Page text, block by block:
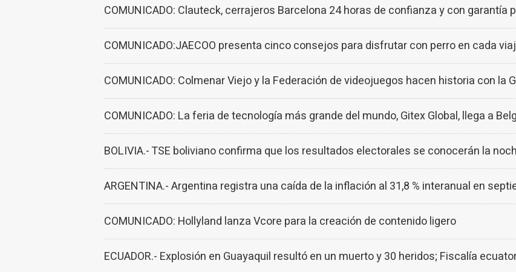
COMUNICADO: Clauteck, cerrajeros Barcelona 24 horas de confianza y con garantía
COMUNICADO:JAECOO presenta cinco consejos para disfrutar con perro en cada
COMUNICADO: Colmenar Viejo y la Federación de videojuegos hacen historia con la
COMUNICADO: La feria de tecnología más grande del mundo, Gitex Global, llega a
BOLIVIA.- TSE boliviano confirma que los resultados electorales se conocerán la
ARGENTINA.- Argentina registra una caída de la inflación al 31,8 % interanual en
COMUNICADO: Hollyland lanza Vcore para la creación de contenido ligero
ECUADOR.- Explosión en Guayaquil resultó en un muerto y 30 heridos; Fiscalía